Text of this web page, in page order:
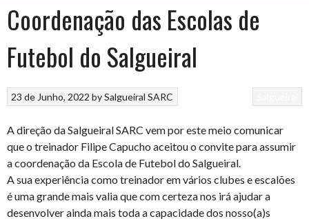
Coordenação das Escolas de
Futebol do Salgueiral
23 de Junho, 2022 bySalgueiral SARC
A direção da Salgueiral SARC vem por este meio comunicar
que o treinador Filipe Capucho aceitou o convite para assumir
a coordenação da Escola de Futebol do Salgueiral.
A sua experiência como treinador em vários clubes e escalões
é uma grande mais valia que com certeza nos irá ajudar a
desenvolver ainda mais toda a capacidade dos nosso(a)s